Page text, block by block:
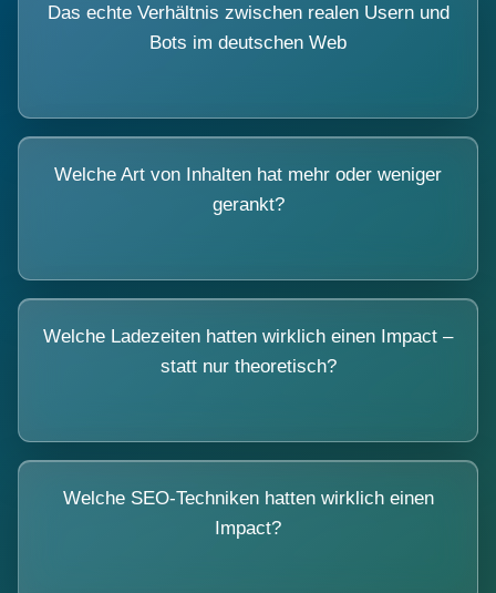
Das echte Verhältnis zwischen realen Usern und
Bots im deutschen Web
Welche Art von Inhalten hat mehr oder weniger
gerankt?
Welche Ladezeiten hatten wirklich einen Impact –
statt nur theoretisch?
Welche SEO-Techniken hatten wirklich einen
Impact?